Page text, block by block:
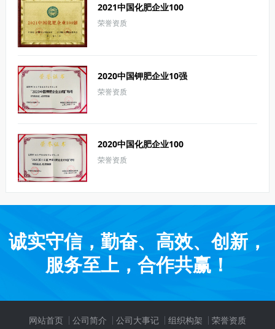
2021中国化肥企业100
荣誉资质
2020中国钾肥企业10强
荣誉资质
2020中国化肥企业100
荣誉资质
诚实守信，勤奋、高效、创新，
服务至上，合作共赢！
网站首页 公司简介 公司大事记 组织构架 荣誉资质